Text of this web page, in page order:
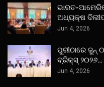
ଭାରତ-
ଅଧ୍ୟକ୍ଷ
Jun 4, 2026
ପୁରୀଠାରେ
ବ୍ରିକ୍ସ୍ ୨୦୨୬…
Jun 4, 2026